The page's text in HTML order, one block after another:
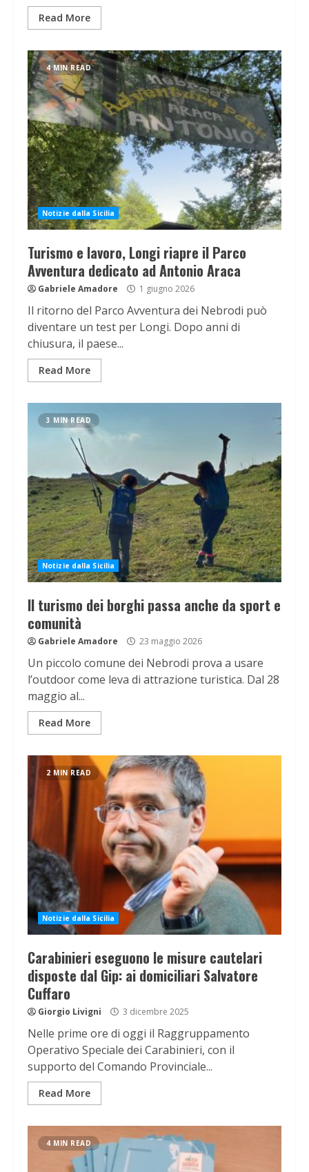
Read More
4 MIN READ
Notizie dalla Sicilia
Turismo e lavoro, Longi riapre il Parco
Avventura dedicato ad Antonio Araca
Gabriele Amadore 1 giugno 2026
Il ritorno del Parco Avventura dei Nebrodi può
diventare un test per Longi. Dopo anni di
chiusura, il paese...
Read More
3 MIN READ
Notizie dalla Sicilia
Il turismo dei borghi passa anche da sport e
comunità
Gabriele Amadore 23 maggio 2026
Un piccolo comune dei Nebrodi prova a usare
l’outdoor come leva di attrazione turistica. Dal 28
maggio al...
Read More
2 MIN READ
Notizie dalla Sicilia
Carabinieri eseguono le misure cautelari
disposte dal Gip: ai domiciliari Salvatore
Cuffaro
Giorgio Livigni 3 dicembre 2025
Nelle prime ore di oggi il Raggruppamento
Operativo Speciale dei Carabinieri, con il
supporto del Comando Provinciale...
Read More
4 MIN READ